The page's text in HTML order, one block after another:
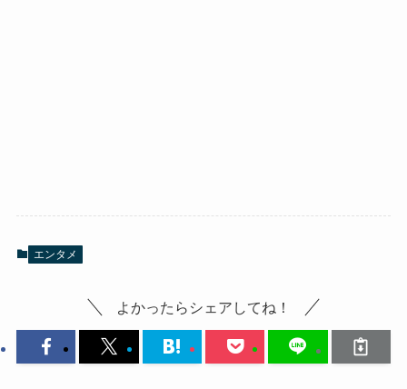
エンタメ
よかったらシェアしてね！